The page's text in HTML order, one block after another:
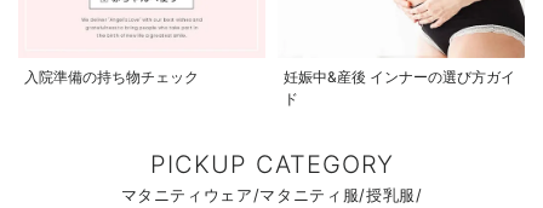
入院準備の持ち物チェック
妊娠中&産後 インナーの選び方ガイ
ド
PICKUP CATEGORY
マタニティウェア/マタニティ服/授乳服/